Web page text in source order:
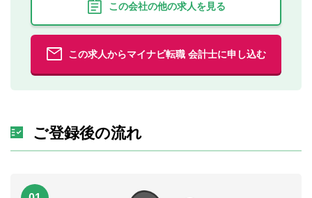
この会社の他の求人を見る
この求人からマイナビ転職 会計士に申し込む
ご登録後の流れ